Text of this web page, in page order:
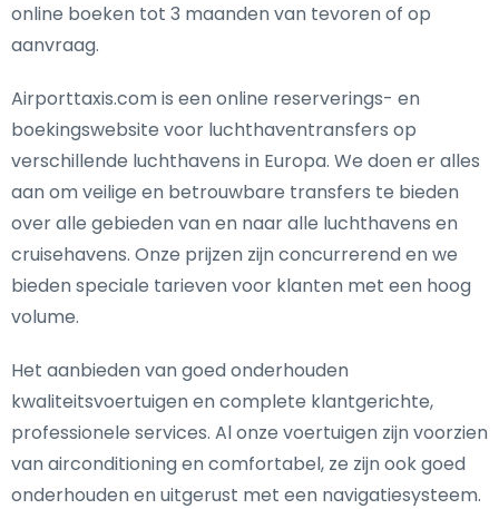
online boeken tot 3 maanden van tevoren of op
aanvraag.
Airporttaxis.com is een online reserverings- en
boekingswebsite voor luchthaventransfers op
verschillende luchthavens in Europa. We doen er alles
aan om veilige en betrouwbare transfers te bieden
over alle gebieden van en naar alle luchthavens en
cruisehavens. Onze prijzen zijn concurrerend en we
bieden speciale tarieven voor klanten met een hoog
volume.
Het aanbieden van goed onderhouden
kwaliteitsvoertuigen en complete klantgerichte,
professionele services. Al onze voertuigen zijn voorzien
van airconditioning en comfortabel, ze zijn ook goed
onderhouden en uitgerust met een navigatiesysteem.